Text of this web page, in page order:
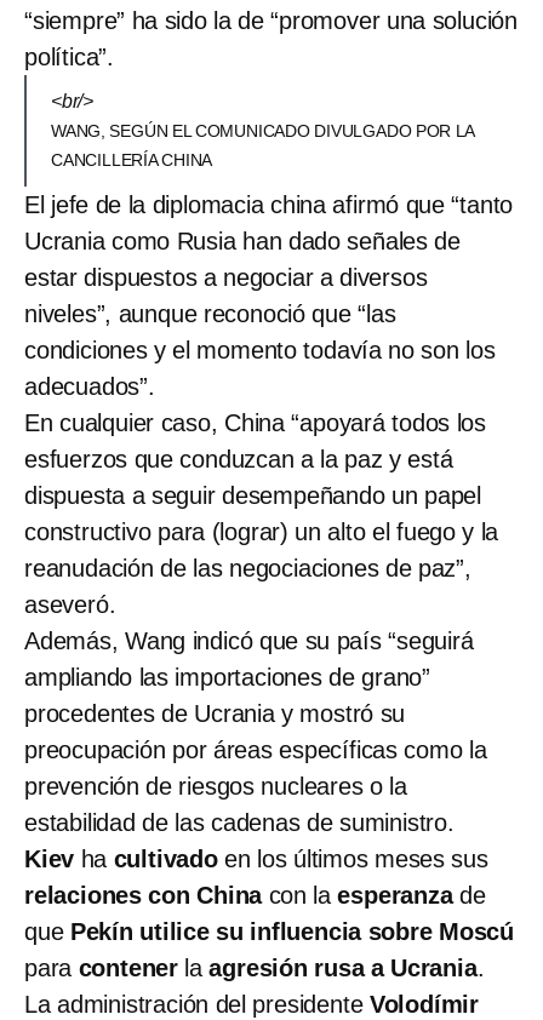
“siempre” ha sido la de “promover una solución
política”.
<br/>
WANG, SEGÚN EL COMUNICADO DIVULGADO POR LA
CANCILLERÍA CHINA
El jefe de la diplomacia china afirmó que “tanto
Ucrania como Rusia han dado señales de
estar dispuestos a negociar a diversos
niveles”, aunque reconoció que “las
condiciones y el momento todavía no son los
adecuados”.
En cualquier caso, China “apoyará todos los
esfuerzos que conduzcan a la paz y está
dispuesta a seguir desempeñando un papel
constructivo para (lograr) un alto el fuego y la
reanudación de las negociaciones de paz”,
aseveró.
Además, Wang indicó que su país “seguirá
ampliando las importaciones de grano”
procedentes de Ucrania y mostró su
preocupación por áreas específicas como la
prevención de riesgos nucleares o la
estabilidad de las cadenas de suministro.
Kiev ha cultivadoen los últimos meses sus
relaciones con China con la esperanzade
quePekín utilice su influencia sobre Moscú
para contener la agresión rusa a Ucrania.
La administración del presidente Volodímir